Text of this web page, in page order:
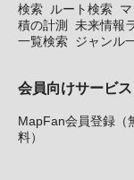
検索 ルート検索
積の計測
未来情報
一覧検索 ジャンル
会員向けサービス
MapFan会員登録（
料）